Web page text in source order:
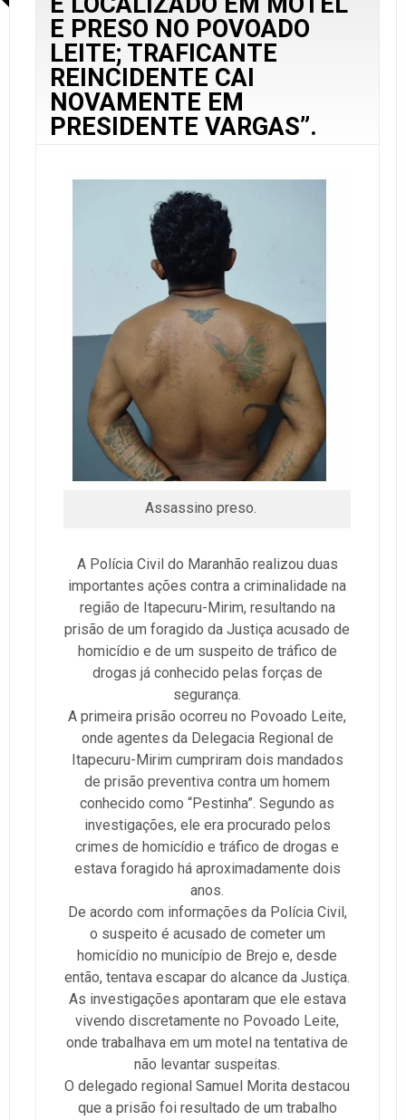
E PRESO NO POVOADO
LEITE; TRAFICANTE
REINCIDENTE CAI
NOVAMENTE EM
PRESIDENTE VARGAS”.
Assassino preso.
A Polícia Civil do Maranhão realizou duas
importantes ações contra a criminalidade na
região de Itapecuru-Mirim, resultando na
prisão de um foragido da Justiça acusado de
homicídio e de um suspeito de tráfico de
drogas já conhecido pelas forças de
segurança.
A primeira prisão ocorreu no Povoado Leite,
onde agentes da Delegacia Regional de
Itapecuru-Mirim cumpriram dois mandados
de prisão preventiva contra um homem
conhecido como “Pestinha”. Segundo as
investigações, ele era procurado pelos
crimes de homicídio e tráfico de drogas e
estava foragido há aproximadamente dois
anos.
De acordo com informações da Polícia Civil,
o suspeito é acusado de cometer um
homicídio no município de Brejo e, desde
então, tentava escapar do alcance da Justiça.
As investigações apontaram que ele estava
vivendo discretamente no Povoado Leite,
onde trabalhava em um motel na tentativa de
não levantar suspeitas.
O delegado regional Samuel Morita destacou
que a prisão foi resultado de um trabalho